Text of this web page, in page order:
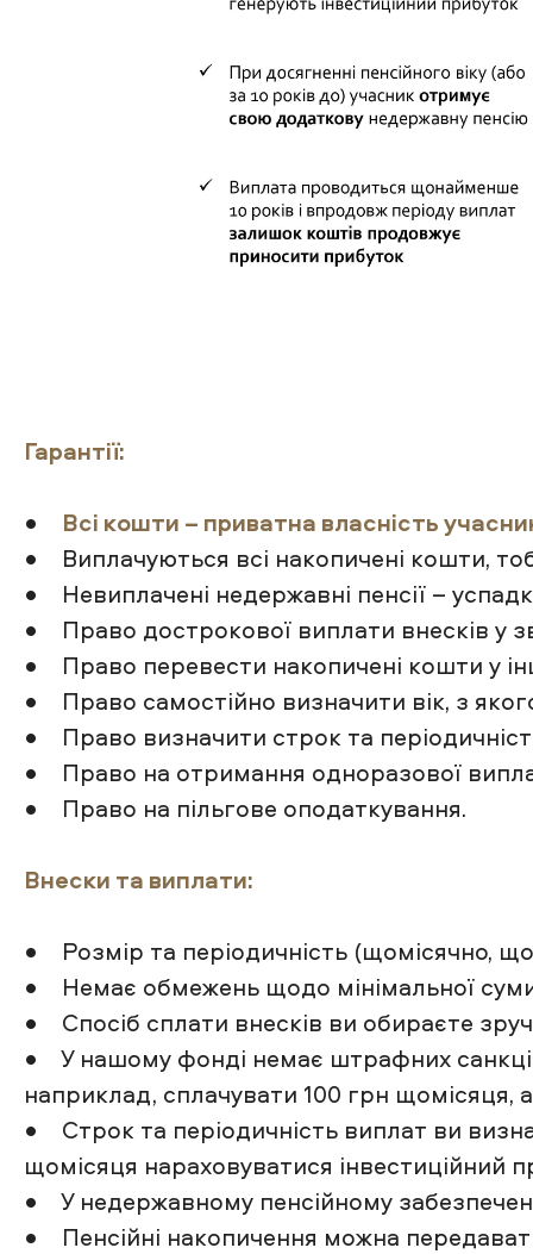
Гарантії:
• Всі кошти – приватна власність
• Виплачуються всі накопичені кошти,
• Невиплачені недержавні пенсії –
• Право дострокової виплати внесків у
• Право перевести накопичені кошти у
• Право самостійно визначити вік, з
• Право визначити строк та
• Право на отримання одноразової
• Право на пільгове оподаткування.
Внески та виплати:
• Розмір та періодичність (щомісячно,
• Немає обмежень щодо мінімальної
• Спосіб сплати внесків ви обираєте
• У нашому фонді немає штрафних
наприклад, сплачувати 100 грн щомісяця,
• Строк та періодичність виплат ви
щомісяця нараховуватися інвестиційний
• У недержавному пенсійному
• Пенсійні накопичення можна